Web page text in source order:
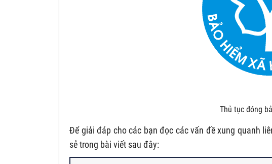
Thủ tục đóng
Để giải đáp cho các bạn đọc các vấn đề xung quanh
sẻ trong bài viết sau đây: